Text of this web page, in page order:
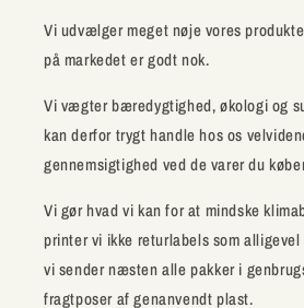
Vi udvælger meget nøje vores
på markedet er godt nok.
Vi vægter bæredygtighed, økologi og
kan derfor trygt handle hos os
gennemsigtighed ved de varer du
Vi gør hvad vi kan for at mindske
printer vi ikke returlabels som
vi sender næsten alle pakker i
fragtposer af genanvendt plast.